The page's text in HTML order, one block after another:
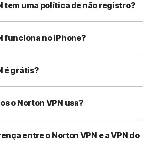
tem uma política de não registro?
funciona no iPhone?
é grátis?
o Norton VPN usa?
entre o Norton VPN e a VPN do